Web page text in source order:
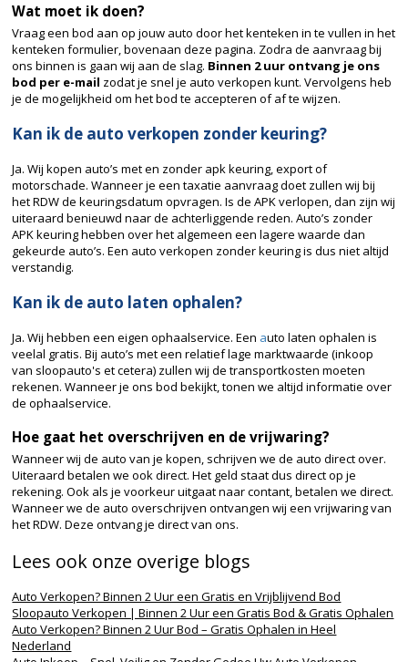
Wat moet ik doen?
Vraag een bod aan op jouw auto door het kenteken in te vullen in het
kenteken formulier, bovenaan deze pagina. Zodra de aanvraag bij
ons binnen is gaan wij aan de slag. Binnen 2 uur ontvang je ons
bod per e-mail zodat je snel je auto verkopen kunt. Vervolgens heb
je de mogelijkheid om het bod te accepteren of af te wijzen.
Kan ik de auto verkopen zonder keuring?
Ja. Wij kopen auto’s met en zonder apk keuring, export of
motorschade. Wanneer je een taxatie aanvraag doet zullen wij bij
het RDW de keuringsdatum opvragen. Is de APK verlopen, dan zijn wij
uiteraard benieuwd naar de achterliggende reden. Auto’s zonder
APK keuring hebben over het algemeen een lagere waarde dan
gekeurde auto’s. Een auto verkopen zonder keuring is dus niet altijd
verstandig.
Kan ik de auto laten ophalen?
Ja. Wij hebben een eigen ophaalservice. Een auto laten ophalen is
veelal gratis. Bij auto’s met een relatief lage marktwaarde (inkoop
van sloopauto's et cetera) zullen wij de transportkosten moeten
rekenen. Wanneer je ons bod bekijkt, tonen we altijd informatie over
de ophaalservice.
Hoe gaat het overschrijven en de vrijwaring?
Wanneer wij de auto van je kopen, schrijven we de auto direct over.
Uiteraard betalen we ook direct. Het geld staat dus direct op je
rekening. Ook als je voorkeur uitgaat naar contant, betalen we direct.
Wanneer we de auto overschrijven ontvangen wij een vrijwaring van
het RDW. Dezeontvang je direct van ons.
Lees ook onze overige blogs
Auto Verkopen? Binnen 2 Uur een Gratis en Vrijblijvend Bod
Sloopauto Verkopen | Binnen 2 Uur een Gratis Bod & Gratis Ophalen
Auto Verkopen? Binnen 2 Uur Bod – Gratis Ophalen in Heel
Nederland